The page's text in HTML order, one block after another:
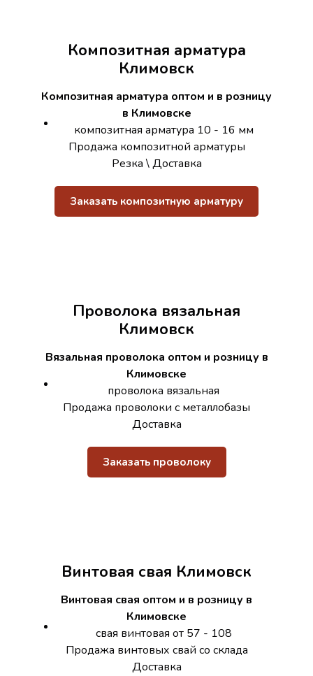
Композитная арматура
Климовск
Композитная арматура оптом и в розницу
в Климовске
композитная арматура 10 - 16 мм
Продажа композитной арматуры
Резка \ Доставка
Заказать композитную арматуру
Проволока вязальная
Климовск
Вязальная проволока оптом и розницу в
Климовске
проволока вязальная
Продажа проволоки с металлобазы
Доставка
Заказать проволоку
Винтовая свая Климовск
Винтовая свая оптом и в розницу в
Климовске
свая винтовая от 57 - 108
Продажа винтовых свай со склада
Доставка